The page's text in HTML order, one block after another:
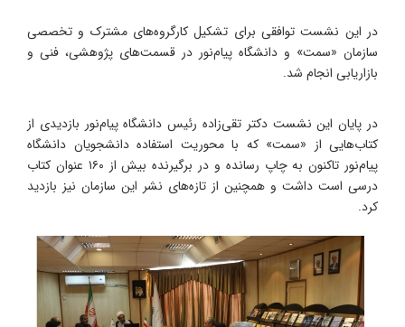
در این نشست توافقی برای تشکیل کارگروه‌های مشترک و تخصصی
سازمان «سمت» و دانشگاه پیام‌نور در قسمت‌های پژوهشی، فنی و
بازاریابی انجام شد.
در پایان این نشست دکتر تقی‌زاده رئیس دانشگاه پیام‌نور بازدیدی از
کتاب‌هایی از «سمت» که با محوریت استفاده دانشجویان دانشگاه
پیام‌نور تاکنون به چاپ رسانده و در برگیرنده بیش از ۱۶۰ عنوان کتاب
درسی است داشت و همچنین از تازه‌های نشر این سازمان نیز بازدید
کرد.